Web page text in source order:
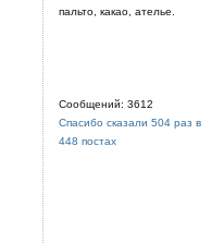
пальто, какао, ателье.
Сообщений: 3612
Спасибо сказали 504 раз в
448 постах